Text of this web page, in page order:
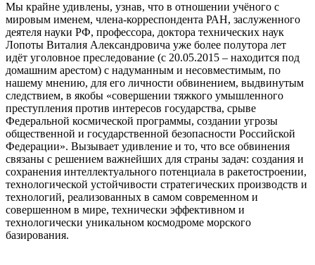
Мы крайне удивлены, узнав, что в отношении учёного с
мировым именем, члена-корреспондента РАН, заслуженного
деятеля науки РФ, профессора, доктора технических наук
Лопоты Виталия Александровича уже более полутора лет
идёт уголовное преследование (с 20.05.2015 – находится под
домашним арестом) с надуманным и несовместимым, по
нашему мнению, для его личности обвинением, выдвинутым
следствием, в якобы «совершении тяжкого умышленного
преступления против интересов государства, срыве
Федеральной космической программы, создании угрозы
общественной и государственной безопасности Российской
Федерации». Вызывает удивление и то, что все обвинения
связаны с решением важнейших для страны задач: создания и
сохранения интеллектуального потенциала в ракетостроении,
технологической устойчивости стратегических производств и
технологий, реализованных в самом современном и
совершенном в мире, технически эффективном и
технологически уникальном космодроме морского
базирования.